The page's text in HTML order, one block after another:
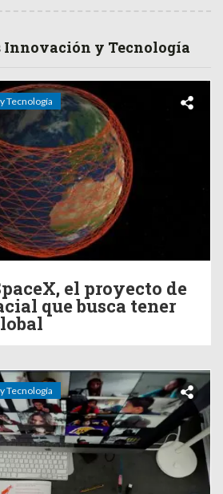
Innovación y Tecnología
Tecnología
el proyecto de
que busca tener
Tecnología